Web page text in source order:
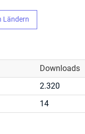
Ländern
Downloads
2.320
14